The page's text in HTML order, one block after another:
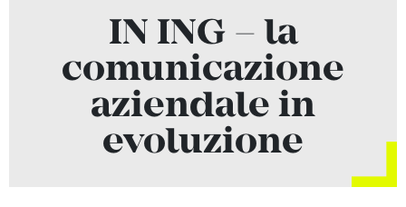
IN ING – la
comunicazione
aziendale in
evoluzione